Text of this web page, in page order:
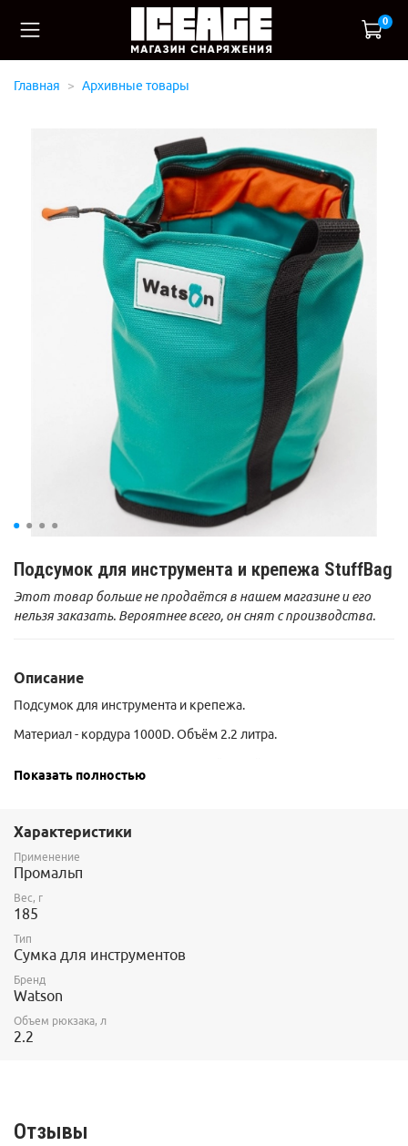
0
Главная Архивные товары
Подсумок для инструмента и крепежа StuffBag
Этот товар больше не продаётся в нашем магазине и его
нельзя заказать. Вероятнее всего, он снят с производства.
Описание
Подсумок для инструмента и крепежа.
Материал - кордура 1000D. Объём 2.2 литра.
болтающихся шнурков.
содержимому.
Надёжная молния не ломается от пыли со временем.
Бирюзовый для крепления на левую сторону обвязки,
оранжевый на правую.
Показать полностью
Характеристики
Применение
Промальп
Вес, г
185
Тип
Сумка для инструментов
Бренд
Watson
Объем рюкзака, л
2.2
Отзывы